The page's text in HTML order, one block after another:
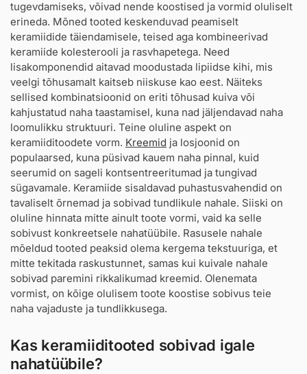
tugevdamiseks, võivad nende koostised ja vormid oluliselt
erineda. Mõned tooted keskenduvad peamiselt
keramiidide täiendamisele, teised aga kombineerivad
keramiide kolesterooli ja rasvhapetega. Need
lisakomponendid aitavad moodustada lipiidse kihi, mis
veelgi tõhusamalt kaitseb niiskuse kao eest. Näiteks
sellised kombinatsioonid on eriti tõhusad kuiva või
kahjustatud naha taastamisel, kuna nad jäljendavad naha
loomulikku struktuuri. Teine oluline aspekt on
keramiiditoodete vorm. Kreemid ja losjoonid on
populaarsed, kuna püsivad kauem naha pinnal, kuid
seerumid on sageli kontsentreeritumad ja tungivad
sügavamale. Keramiide sisaldavad puhastusvahendid on
tavaliselt õrnemad ja sobivad tundlikule nahale. Siiski on
oluline hinnata mitte ainult toote vormi, vaid ka selle
sobivust konkreetsele nahatüübile. Rasusele nahale
mõeldud tooted peaksid olema kergema tekstuuriga, et
mitte tekitada raskustunnet, samas kui kuivale nahale
sobivad paremini rikkalikumad kreemid. Olenemata
vormist, on kõige olulisem toote koostise sobivus teie
naha vajaduste ja tundlikkusega.
Kas keramiiditooted sobivad igale
nahatüübile?